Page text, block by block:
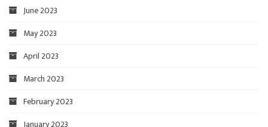
June 2023
May 2023
April 2023
March 2023
February 2023
January 2023